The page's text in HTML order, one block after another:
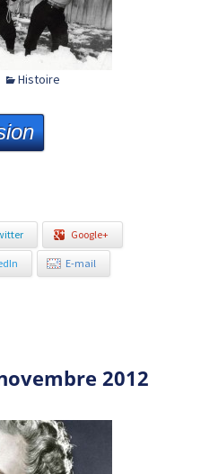
Histoire
Google+
E-mail
2012